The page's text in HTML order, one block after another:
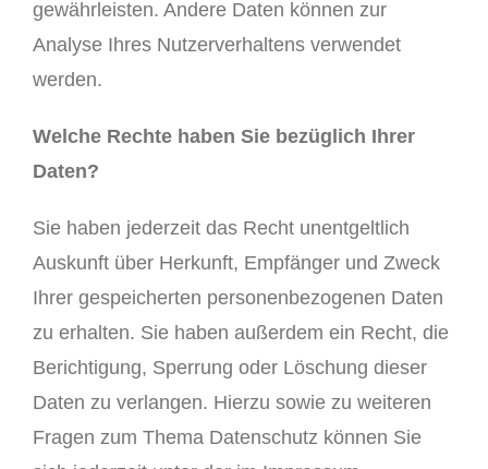
gewährleisten. Andere Daten können zur
Analyse Ihres Nutzerverhaltens verwendet
werden.
Welche Rechte haben Sie bezüglich Ihrer
Daten?
Sie haben jederzeit das Recht unentgeltlich
Auskunft über Herkunft, Empfänger und Zweck
Ihrer gespeicherten personenbezogenen Daten
zu erhalten. Sie haben außerdem ein Recht, die
Berichtigung, Sperrung oder Löschung dieser
Daten zu verlangen. Hierzu sowie zu weiteren
Fragen zum Thema Datenschutz können Sie